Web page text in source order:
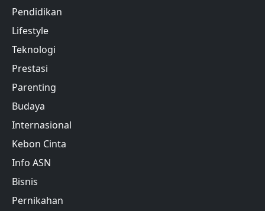
Pendidikan
Lifestyle
Teknologi
Prestasi
Parenting
Budaya
Internasional
Kebon Cinta
Info ASN
Bisnis
Pernikahan